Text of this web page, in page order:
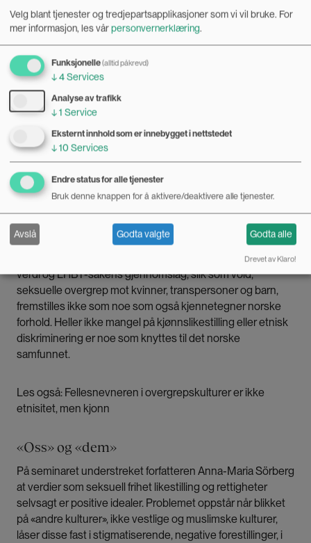
Fortellingen handler om et nasjonalt
«vi», der kampen om feminisme,
seksuelle rettigheter, likestilling og
antidiskriminering tilsynelatende er
vunnet.
Fortellingen handler om et nasjonalt «vi», der kampen om
feminisme, seksuelle rettigheter, likestilling og
antidiskriminering tilsynelatende er vunnet. En stivnet
fortelling som avpolitiserer et felt det i realiteten står
konflikt om. Praksiser som ikke overensstemmer med
fremskrittsfortellingen om likestillingen som felles nasjonal
verdi og LHBT-sakens gjennomslag, slik som vold,
seksuelle overgrep mot kvinner, transpersoner og barn,
fremstilles ikke som noe som også kjennetegner norske
forhold. Heller ikke mangel på kjønnslikestilling eller etnisk
diskriminering er noe som knyttes til det norske
samfunnet.
Les også: Fellesnevneren i overgrepskulturer er ikke
etnisitet, men kjonn
«Oss» og «dem»
På seminaret understreket forfatteren Anna-Maria Sörberg
at verdier som seksuell frihet likestilling og rettigheter
selvsagt er positive idealer. Problemet oppstår når blikket
på «andre kulturer», ikke vestlige og muslimske kulturer,
låser disse fast i stigmatiserende, negative forestillinger, i
Velg blant tjenester og tredjepartsapplikasjoner som vi vil bruke. For
mer informasjon, les vårpersonvernerklæring.
Funksjonelle(alltid påkrevd)
↓4Services
Analyse av trafikk
↓1 Service
Eksternt innhold som er innebygget i nettstedet
↓10 Services
Endre status for alle tjenester
Bruk denne knappen for å aktivere/deaktivere alle tjenester.
Avslå Godta valgte Godta alle
Drevet av Klaro!